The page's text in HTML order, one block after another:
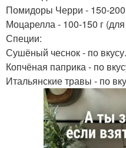
Помидоры Черри - 150-
Моцарелла - 100-150 г
Специи:
Сушёный чеснок - по вкусу.
Копчёная паприка - по
Итальянские травы - по